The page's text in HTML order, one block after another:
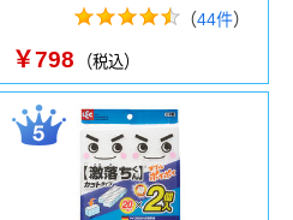
（44件）
￥798 （税込）